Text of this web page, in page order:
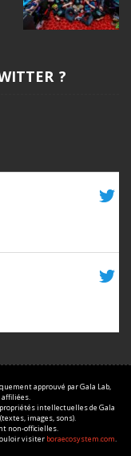
?
approuvé par Gala Lab,
intellectuelles de Gala
images, sons).
non-officielles.
visiter boraecosystem.com.